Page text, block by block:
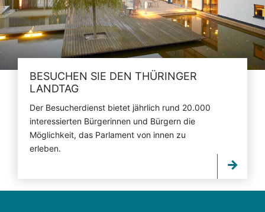
BESUCHEN SIE DEN THÜRINGER
LANDTAG
Der Besucherdienst bietet jährlich rund 20.000
interessierten Bürgerinnen und Bürgern die
Möglichkeit, das Parlament von innen zu
erleben.